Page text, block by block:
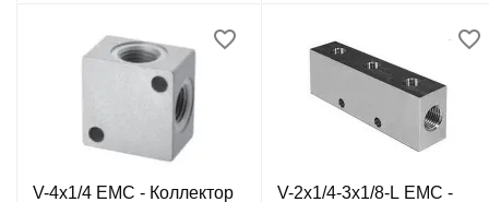
V-4x1/4 EMC - Коллектор
V-2x1/4-3x1/8-L EMC -